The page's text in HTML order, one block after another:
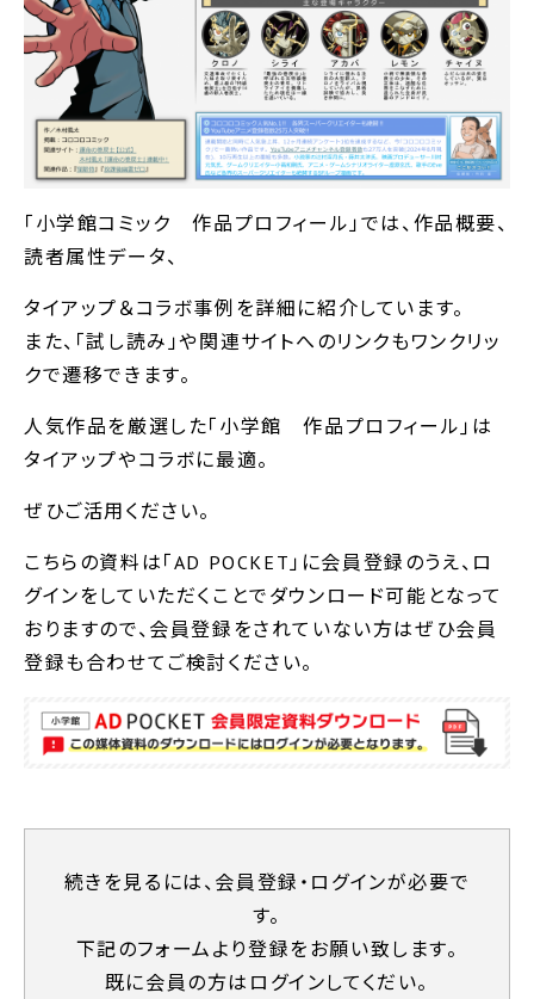
「小学館コミック 作品プロフィール」では、作品概要、
読者属性データ、
タイアップ＆コラボ事例を詳細に紹介しています。
また、「試し読み」や関連サイトへのリンクもワンクリッ
クで遷移できます。
人気作品を厳選した｢小学館 作品プロフィール｣は
タイアップやコラボに最適。
ぜひご活用ください。
こちらの資料は「AD POCKET」に会員登録のうえ、ロ
グインをしていただくことでダウンロード可能となって
おりますので、会員登録をされていない方はぜひ会員
登録も合わせてご検討ください。
続きを⾒るには、会員登録・ログインが必要で
す。
下記のフォームより登録をお願い致します。
既に会員の⽅はログインしてくだい。